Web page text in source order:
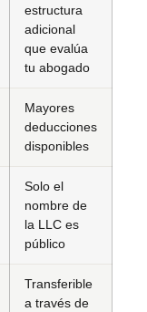
estructura
adicional
que evalúa
tu abogado
Mayores
deducciones
disponibles
Solo el
nombre de
la LLC es
público
Transferible
a través de